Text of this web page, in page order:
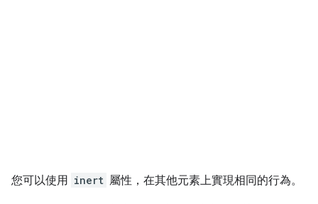
您可以使用 inert 屬性，在其他元素上實現相同的行為。